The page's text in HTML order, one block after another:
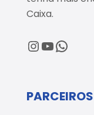
Caixa.
Central
PARCEIROS